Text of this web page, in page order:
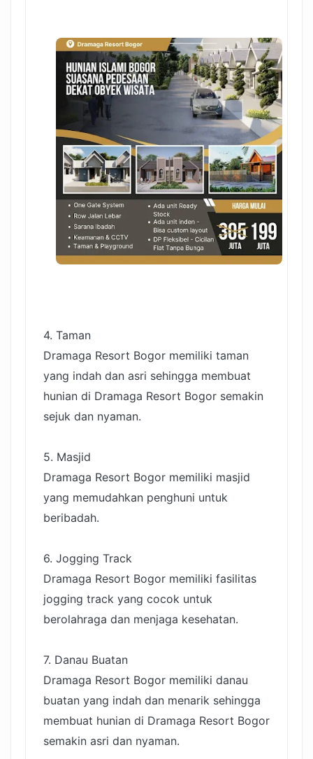
4. Taman
Dramaga Resort Bogor memiliki taman
yang indah dan asri sehingga membuat
hunian di Dramaga Resort Bogor semakin
sejuk dan nyaman.
5. Masjid
Dramaga Resort Bogor memiliki masjid
yang memudahkan penghuni untuk
beribadah.
6. Jogging Track
Dramaga Resort Bogor memiliki fasilitas
jogging track yang cocok untuk
berolahraga dan menjaga kesehatan.
7. Danau Buatan
Dramaga Resort Bogor memiliki danau
buatan yang indah dan menarik sehingga
membuat hunian di Dramaga Resort Bogor
semakin asri dan nyaman.